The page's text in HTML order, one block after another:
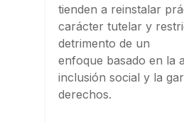
tienden a reinstalar
carácter tutelar y
detrimento de un
enfoque basado en la
inclusión social y la
derechos.